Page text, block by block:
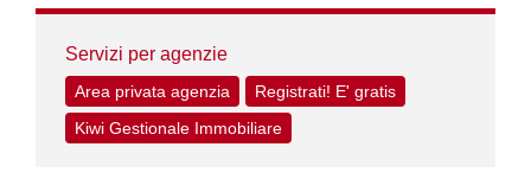
Servizi per agenzie
Area privata agenzia
Registrati! E' gratis
Kiwi Gestionale Immobiliare